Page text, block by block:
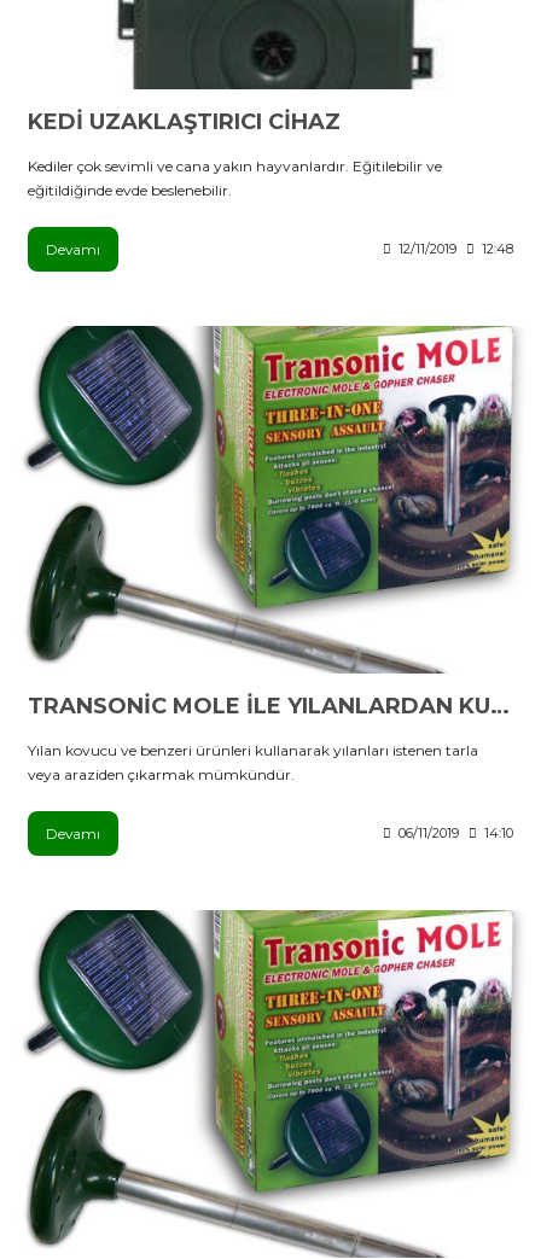
KEDİ UZAKLAŞTIRICI CİHAZ
Kediler çok sevimli ve cana yakın hayvanlardır. Eğitilebilir ve
eğitildiğinde evde beslenebilir.
Devamı 12/11/2019 12:48
TRANSONİC MOLE İLE YILANLARDAN KURTULMA ZAMANI
Yılan kovucu ve benzeri ürünleri kullanarak yılanları istenen tarla
veya araziden çıkarmak mümkündür.
Devamı 06/11/2019 14:10